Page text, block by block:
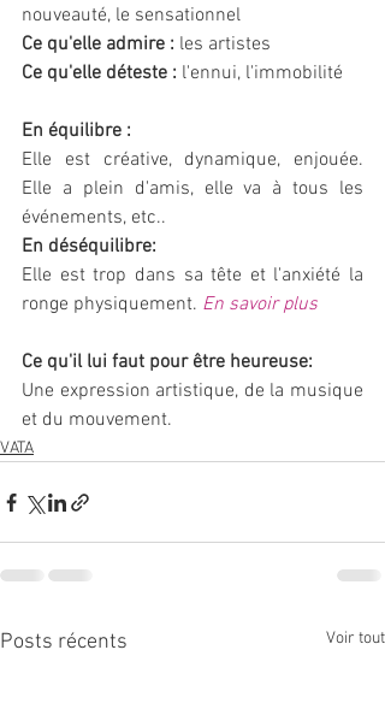
nouveauté, le sensationnel
Ce qu'elle admire : les artistes
Ce qu'elle déteste : l'ennui, l'immobilité
En équilibre :
Elle est créative, dynamique, enjouée.
Elle a plein d'amis, elle va à tous les
événements, etc..
En déséquilibre:
Elle est trop dans sa tête et l'anxiété la
ronge physiquement. En savoir plus
Ce qu'il lui faut pour être heureuse:
Une expression artistique, de la musique
et du mouvement.
VATA
Posts récents Voir tout